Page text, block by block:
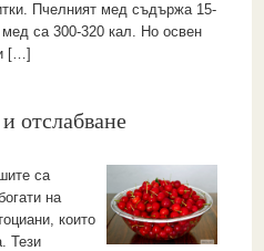
Пчелният мед съдържа 15-
са 300-320 кал. Но освен
[…]
отслабване
са
на
които
Тези